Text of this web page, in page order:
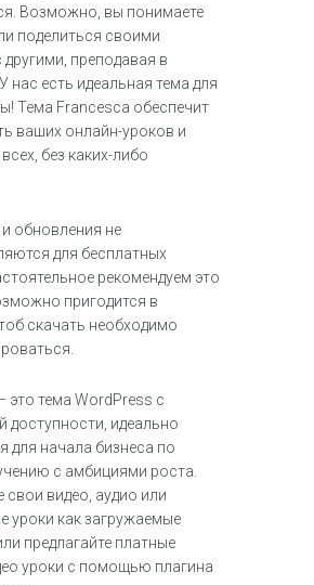
Возможно, вы понимаете
поделиться своими
преподавая в
нас есть идеальная тема для
Тема Francesca обеспечит
ваших онлайн-уроков и
без каких-либо
обновления не
для бесплатных
рекомендуем это
пригодится в
скачать необходимо
это тема WordPress с
доступности, идеально
для начала бизнеса по
с амбициями роста.
свои видео, аудио или
уроки как загружаемые
предлагайте платные
уроки с помощью плагина